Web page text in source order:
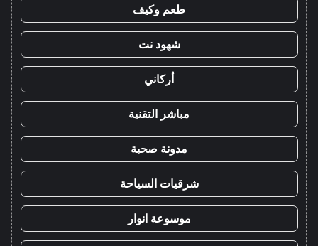
طعم وكيف
شهود نت
أركاني
مباشر التقنية
مدونة صحبة
شرقيات السياحة
موسوعة انوار